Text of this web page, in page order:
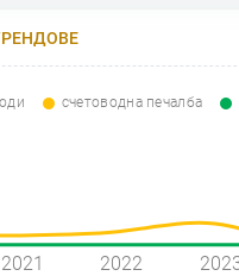
счетоводна печалба
2021 2022